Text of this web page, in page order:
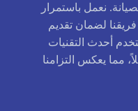
نعمل باستمرار
لضمان تقديم
أحدث التقنيات
مما يعكس التزامنا